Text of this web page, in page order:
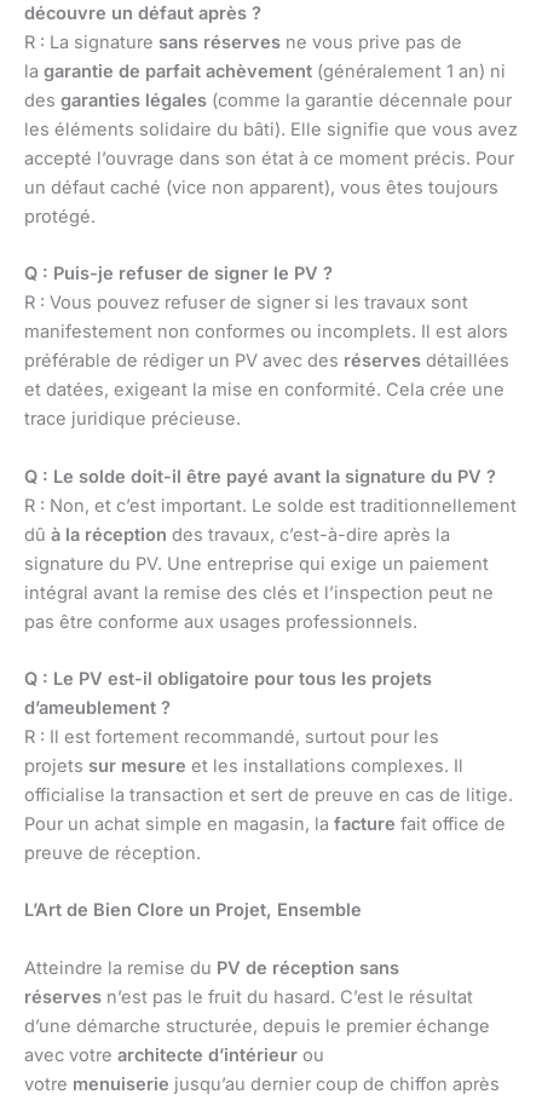
découvre un défaut après ?
R : La signature sans réserves ne vous prive pas de
la garantie de parfait achèvement (généralement 1 an) ni
des garanties légales (comme la garantie décennale pour
les éléments solidaire du bâti). Elle signifie que vous avez
accepté l’ouvrage dans son état à ce moment précis. Pour
un défaut caché (vice non apparent), vous êtes toujours
protégé.
Q : Puis-je refuser de signer le PV ?
R : Vous pouvez refuser de signer si les travaux sont
manifestement non conformes ou incomplets. Il est alors
préférable de rédiger un PV avec des réserves détaillées
et datées, exigeant la mise en conformité. Cela crée une
trace juridique précieuse.
Q : Le solde doit-il être payé avant la signature du PV ?
R : Non, et c’est important. Le solde est traditionnellement
dû à la réception des travaux, c’est-à-dire après la
signature du PV. Une entreprise qui exige un paiement
intégral avant la remise des clés et l’inspection peut ne
pas être conforme aux usages professionnels.
Q : Le PV est-il obligatoire pour tous les projets
d’ameublement ?
R : Il est fortement recommandé, surtout pour les
projets sur mesure et les installations complexes. Il
officialise la transaction et sert de preuve en cas de litige.
Pour un achat simple en magasin, la facture fait office de
preuve de réception.
L’Art de Bien Clore un Projet, Ensemble
Atteindre la remise du PV de réception sans
réserves n’est pas le fruit du hasard. C’est le résultat
d’une démarche structurée, depuis le premier échange
avec votre architecte d’intérieur ou
votre menuiserie jusqu’au dernier coup de chiffon après